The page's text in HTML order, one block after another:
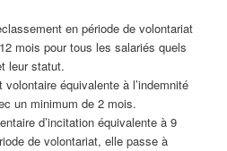
en période de volontariat
mois pour tous les salariés quels
leur statut.
équivalente à l’indemnité
un minimum de 2 mois.
d’incitation équivalente à 9
de volontariat, elle passe à